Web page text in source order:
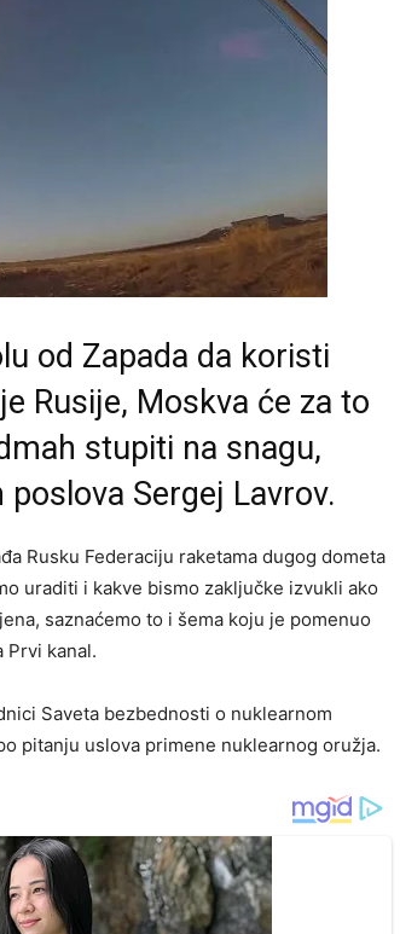
od Zapada da koristi
Rusije, Moskva će za to
stupiti na snagu,
Sergej Lavrov.
Rusku Federaciju raketama dugog dometa
uraditi i kakve bismo zaključke izvukli ako
saznaćemo to i šema koju je pomenuo
Prvi kanal.
Saveta bezbednosti o nuklearnom
pitanju uslova primene nuklearnog oružja.